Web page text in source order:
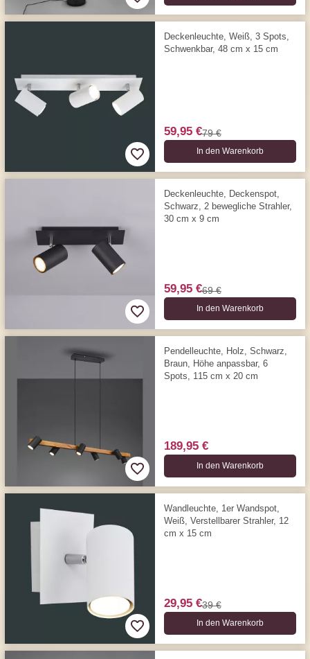
Deckenleuchte, Weiß, 3 Spots,
Schwenkbar, 48 cm x 15 cm
59,95 €79 €
In den Warenkorb
Deckenleuchte, Deckenspot,
Schwarz, 2 bewegliche Strahler,
30 cm x 9 cm
59,95 €69 €
In den Warenkorb
Pendelleuchte, Holz, Schwarz,
Braun, Höhe anpassbar, 6
Spots, 115 cm x 20 cm
189,95 €
In den Warenkorb
Wandleuchte, 1er Wandspot,
Weiß, Verstellbarer Strahler, 12
cm x 15 cm
29,95 €39 €
In den Warenkorb